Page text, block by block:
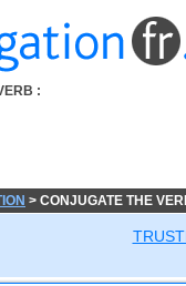
:
> CONJUGATE THE